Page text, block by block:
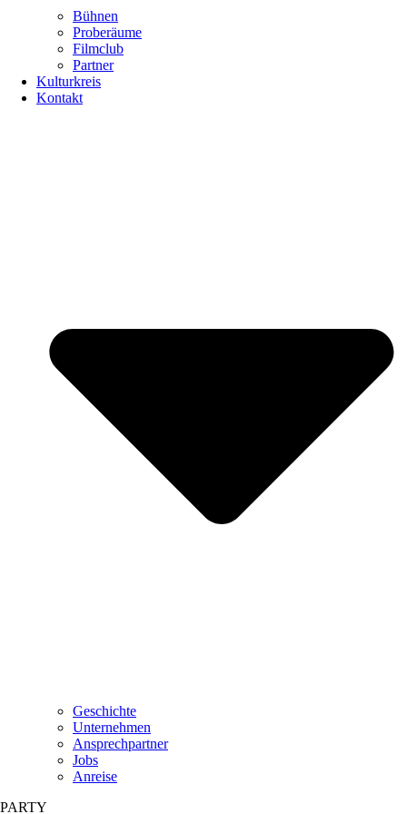
Bühnen
Proberäume
Filmclub
Partner
Kulturkreis
Kontakt
Geschichte
Unternehmen
Ansprechpartner
Jobs
Anreise
PARTY